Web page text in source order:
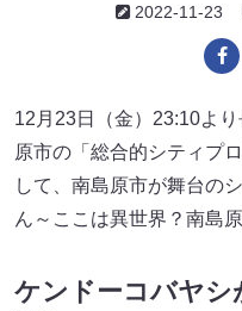
2022-11-23
12月23日（金）23:10よ
原市の「総合的シティプ
して、南島原市が舞台の
ん～ここは異世界？南島
ケンドーコバヤシ